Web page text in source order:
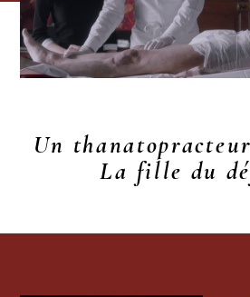
Un
La fille du